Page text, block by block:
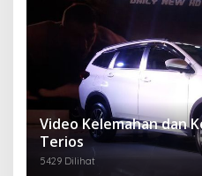
Video Kelemahan dan
Terios
5429 Dilihat